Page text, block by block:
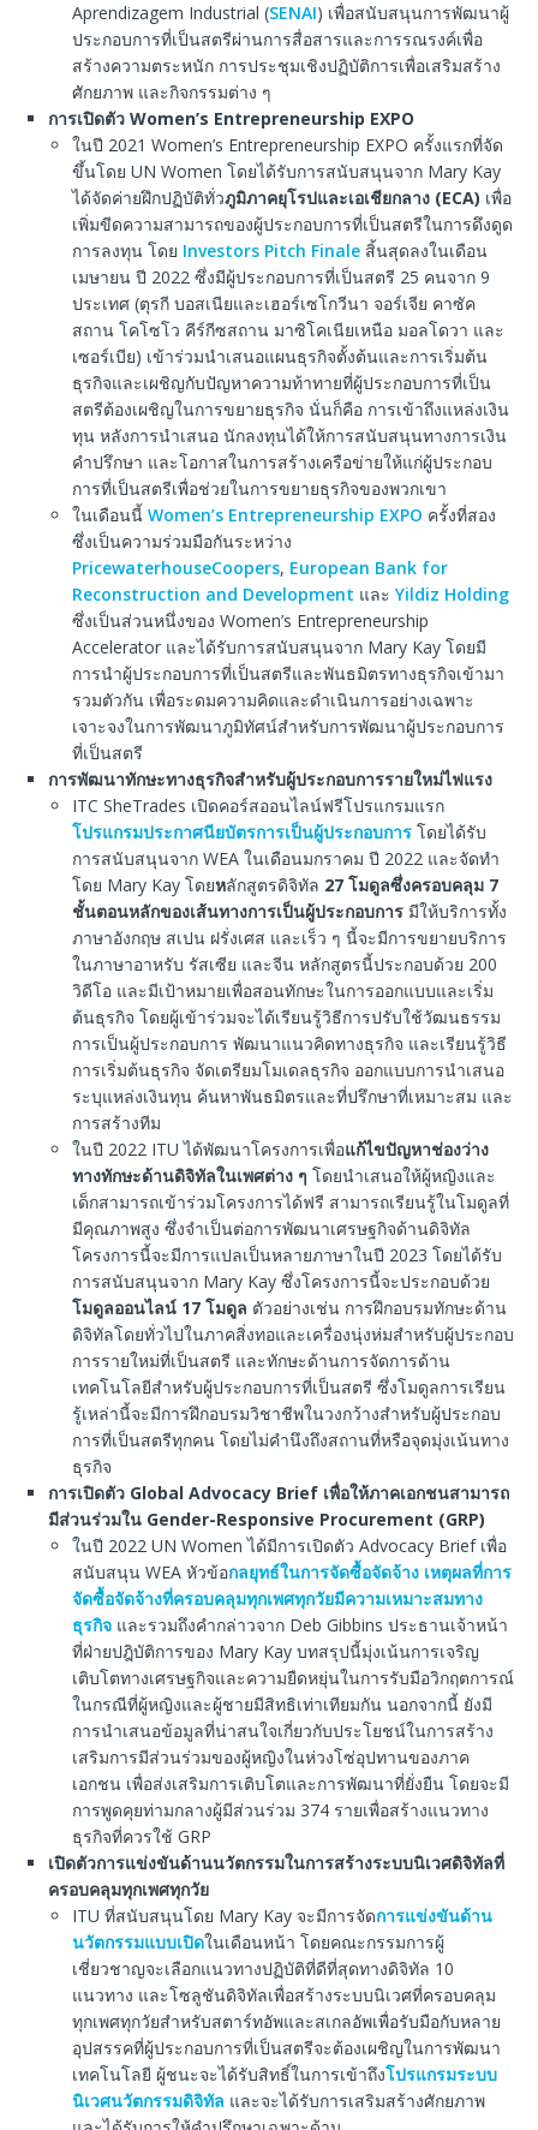
Aprendizagem Industrial (SENAI) เพื่อสนับสนุนการพัฒนาผู้
ประกอบการที่เป็นสตรีผ่านการสื่อสารและการรณรงค์เพื่อ
สร้างความตระหนัก การประชุมเชิงปฏิบัติการเพื่อเสริมสร้าง
ศักยภาพ และกิจกรรมต่าง ๆ
การเปิดตัว Women’s Entrepreneurship EXPO
ในปี 2021 Women’s Entrepreneurship EXPO ครั้งแรกที่จัด
ขึ้นโดย UN Women โดยได้รับการสนับสนุนจาก Mary Kay
ได้จัดค่ายฝึกปฏิบัติทั่วภูมิภาคยุโรปและเอเชียกลาง (ECA) เพื่อ
เพิ่มขีดความสามารถของผู้ประกอบการที่เป็นสตรีในการดึงดูด
การลงทุน โดย Investors Pitch Finale สิ้นสุดลงในเดือน
เมษายน ปี 2022 ซึ่งมีผู้ประกอบการที่เป็นสตรี 25 คนจาก 9
ประเทศ (ตุรกี บอสเนียและเฮอร์เซโกวีนา จอร์เจีย คาซัค
สถาน โคโซโว คีร์กีซสถาน มาซิโคเนียเหนือ มอลโดวา และ
เซอร์เบีย) เข้าร่วมนำเสนอแผนธุรกิจตั้งต้นและการเริ่มต้น
ธุรกิจและเผชิญกับปัญหาความท้าทายที่ผู้ประกอบการที่เป็น
สตรีต้องเผชิญในการขยายธุรกิจ นั่นก็คือ การเข้าถึงแหล่งเงิน
ทุน หลังการนำเสนอ นักลงทุนได้ให้การสนับสนุนทางการเงิน
คำปรึกษา และโอกาสในการสร้างเครือข่ายให้แก่ผู้ประกอบ
การที่เป็นสตรีเพื่อช่วยในการขยายธุรกิจของพวกเขา
ในเดือนนี้ Women’s Entrepreneurship EXPO ครั้งที่สอง
ซึ่งเป็นความร่วมมือกันระหว่าง
PricewaterhouseCoopers, European Bank for
Reconstruction and Development และYildiz Holding
ซึ่งเป็นส่วนหนึ่งของ Women’s Entrepreneurship
Accelerator และได้รับการสนับสนุนจาก Mary Kay โดยมี
การนำผู้ประกอบการที่เป็นสตรีและพันธมิตรทางธุรกิจเข้ามา
รวมตัวกัน เพื่อระดมความคิดและดำเนินการอย่างเฉพาะ
เจาะจงในการพัฒนาภูมิทัศน์สำหรับการพัฒนาผู้ประกอบการ
ที่เป็นสตรี
การพัฒนาทักษะทางธุรกิจสำหรับผู้ประกอบการรายใหม่ไฟแรง
ITC SheTrades เปิดคอร์สออนไลน์ฟรีโปรแกรมแรก
โปรแกรมประกาศนียบัตรการเป็นผู้ประกอบการ โดยได้รับ
การสนับสนุนจาก WEA ในเดือนมกราคม ปี 2022 และจัดทำ
โดย Mary Kay โดยหลักสูตรดิจิทัล 27 โมดูลซึ่งครอบคลุม 7
ชั้นตอนหลักของเส้นทางการเป็นผู้ประกอบการ มีให้บริการทั้ง
ภาษาอังกฤษ สเปน ฝรั่งเศส และเร็ว ๆ นี้จะมีการขยายบริการ
ในภาษาอาหรับ รัสเซีย และจีน หลักสูตรนี้ประกอบด้วย 200
วิดีโอ และมีเป้าหมายเพื่อสอนทักษะในการออกแบบและเริ่ม
ต้นธุรกิจ โดยผู้เข้าร่วมจะได้เรียนรู้วิธีการปรับใช้วัฒนธรรม
การเป็นผู้ประกอบการ พัฒนาแนวคิดทางธุรกิจ และเรียนรู้วิธี
การเริ่มต้นธุรกิจ จัดเตรียมโมเดลธุรกิจ ออกแบบการนำเสนอ
ระบุแหล่งเงินทุน ค้นหาพันธมิตรและที่ปรึกษาที่เหมาะสม และ
การสร้างทีม
ในปี 2022 ITU ได้พัฒนาโครงการเพื่อแก้ไขปัญหาช่องว่าง
ทางทักษะด้านดิจิทัลในเพศต่าง ๆ โดยนำเสนอให้ผู้หญิงและ
เด็กสามารถเข้าร่วมโครงการได้ฟรี สามารถเรียนรู้ในโมดูลที่
มีคุณภาพสูง ซึ่งจำเป็นต่อการพัฒนาเศรษฐกิจด้านดิจิทัล
โครงการนี้จะมีการแปลเป็นหลายภาษาในปี 2023 โดยได้รับ
การสนับสนุนจาก Mary Kay ซึ่งโครงการนี้จะประกอบด้วย
โมดูลออนไลน์ 17 โมดูล ตัวอย่างเช่น การฝึกอบรมทักษะด้าน
ดิจิทัลโดยทั่วไปในภาคสิ่งทอและเครื่องนุ่งห่มสำหรับผู้ประกอบ
การรายใหม่ที่เป็นสตรี และทักษะด้านการจัดการด้าน
เทคโนโลยีสำหรับผู้ประกอบการที่เป็นสตรี ซึ่งโมดูลการเรียน
รู้เหล่านี้จะมีการฝึกอบรมวิชาชีพในวงกว้างสำหรับผู้ประกอบ
การที่เป็นสตรีทุกคน โดยไม่คำนึงถึงสถานที่หรือจุดมุ่งเน้นทาง
ธุรกิจ
การเปิดตัว Global Advocacy Brief เพื่อให้ภาคเอกชนสามารถ
มีส่วนร่วมใน Gender-Responsive Procurement (GRP)
ในปี 2022 UN Women ได้มีการเปิดตัว Advocacy Brief เพื่อ
สนับสนุน WEA หัวข้อกลยุทธ์ในการจัดซื้อจัดจ้าง เหตุผลที่การ
จัดซื้อจัดจ้างที่ครอบคลุมทุกเพศทุกวัยมีความเหมาะสมทาง
ธุรกิจ และรวมถึงคำกล่าวจาก Deb Gibbins ประธานเจ้าหน้า
ที่ฝ่ายปฎิบัติการของ Mary Kay บทสรุปนี้มุ่งเน้นการเจริญ
เติบโตทางเศรษฐกิจและความยืดหยุ่นในการรับมือวิกฤตการณ์
ในกรณีที่ผู้หญิงและผู้ชายมีสิทธิเท่าเทียมกัน นอกจากนี้ ยังมี
การนำเสนอข้อมูลที่น่าสนใจเกี่ยวกับประโยชน์ในการสร้าง
เสริมการมีส่วนร่วมของผู้หญิงในห่วงโซ่อุปทานของภาค
เอกชน เพื่อส่งเสริมการเติบโตและการพัฒนาที่ยั่งยืน โดยจะมี
การพูดคุยท่ามกลางผู้มีส่วนร่วม 374 รายเพื่อสร้างแนวทาง
ธุรกิจที่ควรใช้ GRP
เปิดตัวการแข่งขันด้านนวัตกรรมในการสร้างระบบนิเวศดิจิทัลที่
ครอบคลุมทุกเพศทุกวัย
ITU ที่สนับสนุนโดย Mary Kay จะมีการจัดการแข่งขันด้าน
นวัตกรรมแบบเปิดในเดือนหน้า โดยคณะกรรมการผู้
เชี่ยวชาญจะเลือกแนวทางปฏิบัติที่ดีที่สุดทางดิจิทัล 10
แนวทาง และโซลูชันดิจิทัลเพื่อสร้างระบบนิเวศที่ครอบคลุม
ทุกเพศทุกวัยสำหรับสตาร์ทอัพและสเกลอัพเพื่อรับมือกับหลาย
อุปสรรคที่ผู้ประกอบการที่เป็นสตรีจะต้องเผชิญในการพัฒนา
เทคโนโลยี ผู้ชนะจะได้รับสิทธิ์ในการเข้าถึงโปรแกรมระบบ
นิเวศนวัตกรรมดิจิทัล และจะได้รับการเสริมสร้างศักยภาพ